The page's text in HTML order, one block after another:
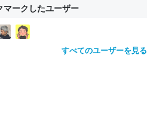
マークしたユーザー
すべてのユーザーを見る